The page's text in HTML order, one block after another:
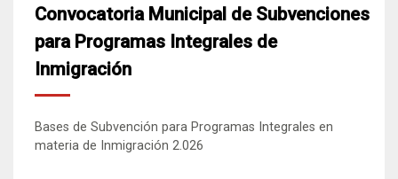
Convocatoria Municipal de Subvenciones
para Programas Integrales de
Inmigración
Bases de Subvención para Programas Integrales en
materia de Inmigración 2.026